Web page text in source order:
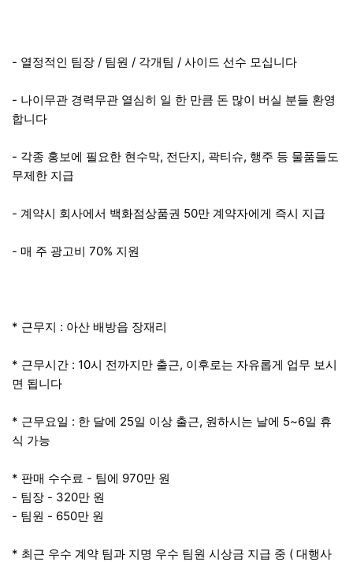
- 열정적인 팀장 / 팀원 / 각개팀 / 사이드 선수 모십니다
- 나이무관 경력무관 열심히 일 한 만큼 돈 많이 버실 분들 환영
합니다
- 각종 홍보에 필요한 현수막, 전단지, 곽티슈, 행주 등 물품들도
무제한 지급
- 계약시 회사에서 백화점상품권 50만 계약자에게 즉시 지급
- 매 주 광고비 70% 지원
* 근무지 : 아산 배방읍 장재리
* 근무시간 : 10시 전까지만 출근, 이후로는 자유롭게 업무 보시
면 됩니다
* 근무요일 : 한 달에 25일 이상 출근, 원하시는 날에 5~6일 휴
식 가능
* 판매 수수료 - 팀에 970만 원
- 팀장 - 320만 원
- 팀원 - 650만 원
* 최근 우수 계약 팀과 지명 우수 팀원 시상금 지급 중 ( 대행사